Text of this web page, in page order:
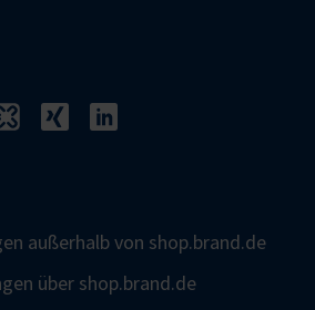
außerhalb von shop.brand.de
über shop.brand.de